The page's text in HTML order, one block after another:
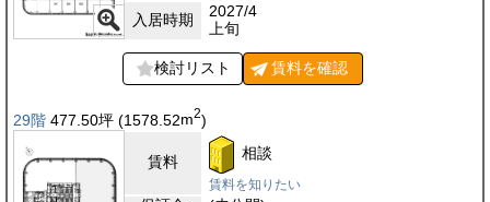
入居時期
2027/4
上旬
検討リスト 賃料を確認
29階 477.50坪 (1578.52m2)
賃料 相談
賃料を知りたい